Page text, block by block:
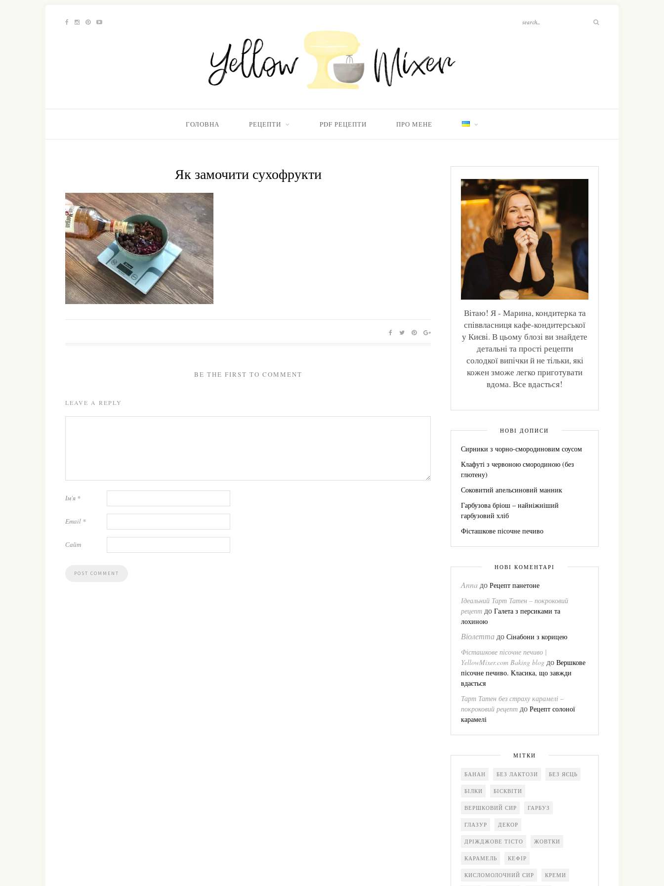
ГОЛОВНА РЕЦЕПТИ PDF РЕЦЕПТИ ПРО МЕНЕ
Як замочити сухофрукти
BE THE FIRST TO COMMENT
LEAVE A REPLY
Ім'я *
Email *
Сайт
Вітаю! Я - Марина, кондитерка та
співвласниця кафе-кондитерської
у Києві. В цьому блозі ви знайдете
детальні та прості рецепти
солодкої випічки й не тільки, які
кожен зможе легко приготувати
вдома. Все вдасться!
НОВІ ДОПИСИ
Сирники з чорно-смородиновим соусом
Клафуті з червоною смородиною (без
глютену)
Соковитий апельсиновий манник
Гарбузова бріош – найніжніший
гарбузовий хліб
Фісташкове пісочне печиво
НОВІ КОМЕНТАРІ
Annaдо Рецепт панетоне
Ідеальний Тарт Татен – покроковий
рецепт до Галета з персиками та
лохиною
Віолеттадо Сінабони з корицею
Фісташкове пісочне печиво |
YellowMixer.com Baking blog до Вершкове
пісочне печиво. Класика, що завжди
вдається
Тарт Татен без страху карамелі –
покроковий рецепт до Рецепт солоної
карамелі
МІТКИ
БАНАН БЕЗ ЛАКТОЗИ БЕЗ ЯЄЦЬ
БІЛКИ БІСКВІТИ
ВЕРШКОВИЙ СИР ГАРБУЗ
ГЛАЗУР ДЕКОР
ДРІЖДЖОВЕ ТІСТО ЖОВТКИ
КАРАМЕЛЬ КЕФІР
КИСЛОМОЛОЧНИЙ СИР КРЕМИ